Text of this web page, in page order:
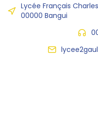
Lycée Français
00000 Bangui